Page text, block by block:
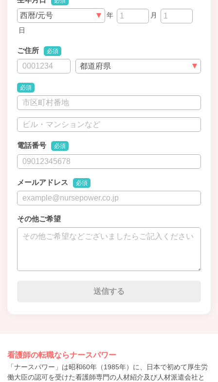
年
月
日
ご住所 必須
必須
電話番号 必須
メールアドレス 必須
その他ご希望
看護師の転職ならナースパワー
「ナースパワー」は昭和60年（1985年）に、日本で初めて厚生労
働大臣の認可を受けた看護師専門の人材紹介及び人材派遣会社と